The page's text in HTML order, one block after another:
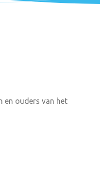
en ouders van het